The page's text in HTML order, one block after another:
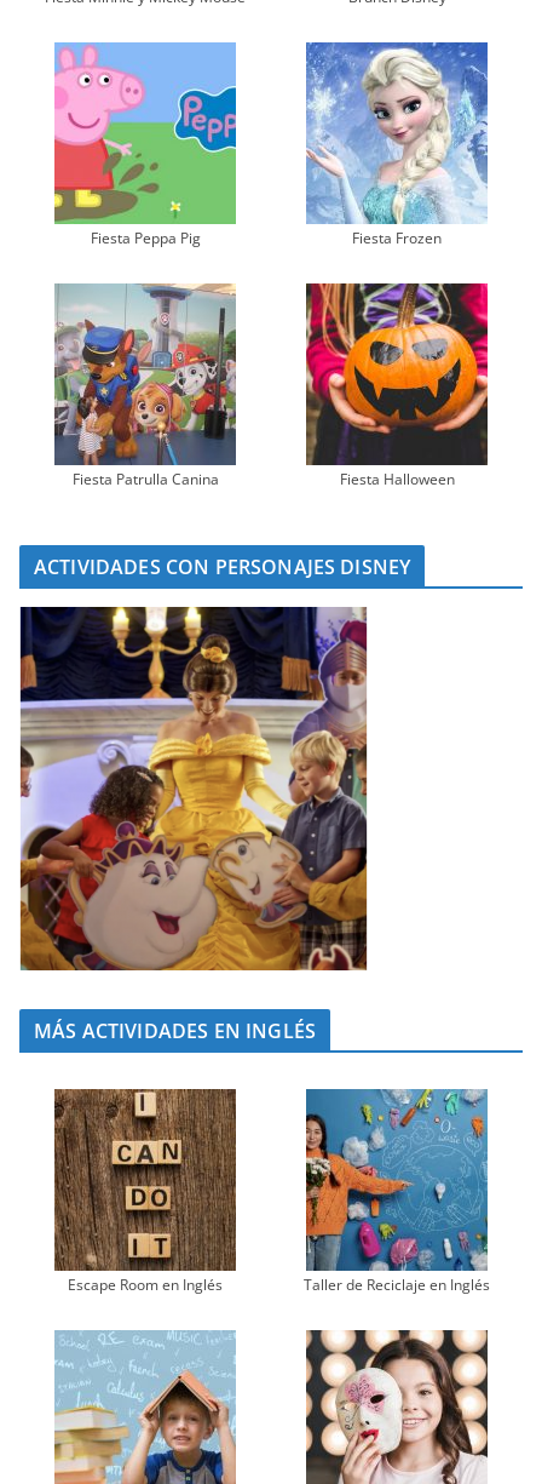
Fiesta Peppa Pig Fiesta Frozen
Fiesta Patrulla Canina Fiesta Halloween
ACTIVIDADES CON PERSONAJES DISNEY
MÁS ACTIVIDADES EN INGLÉS
Escape Room en Inglés Taller de Reciclaje en Inglés